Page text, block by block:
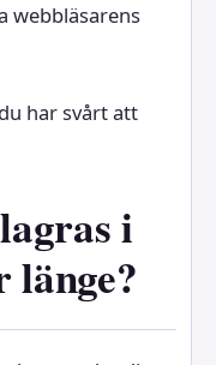
webbläsarens
har svårt att
i
länge?